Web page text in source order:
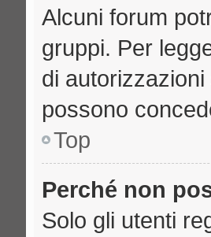
Alcuni forum
gruppi. Per
di
possono
Top
Perché non
Solo gli utenti